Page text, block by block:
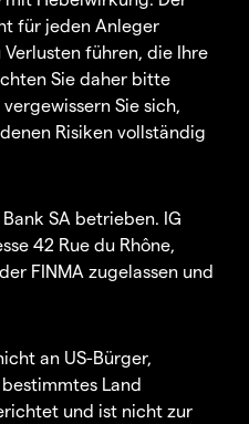
für jeden Anleger
führen, die Ihre
Sie daher bitte
Sie sich,
Risiken vollständig
SA betrieben. IG
42 Rue du Rhône,
FINMA zugelassen und
an US-Bürger,
Land
und ist nicht zur